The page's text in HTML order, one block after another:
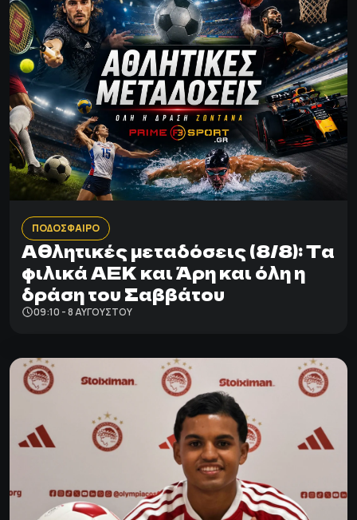
ΠΟΔΟΣΦΑΙΡΟ
Αθλητικές μεταδόσεις (8/8): Τα
φιλικά ΑΕΚ και Άρη και όλη η
δράση του Σαββάτου
09:10 - 8 ΑΥΓΟΎΣΤΟΥ